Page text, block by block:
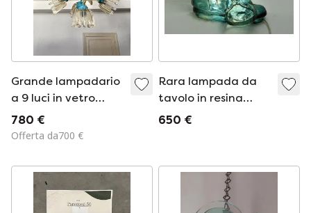
Grande lampadario
a 9 luci in vetro
stampato e metallo
turchese, Leclaire &
780 €
Offerta da700 €
Rara lampada da
tavolo in resina
prodotta da L'isola
650 €